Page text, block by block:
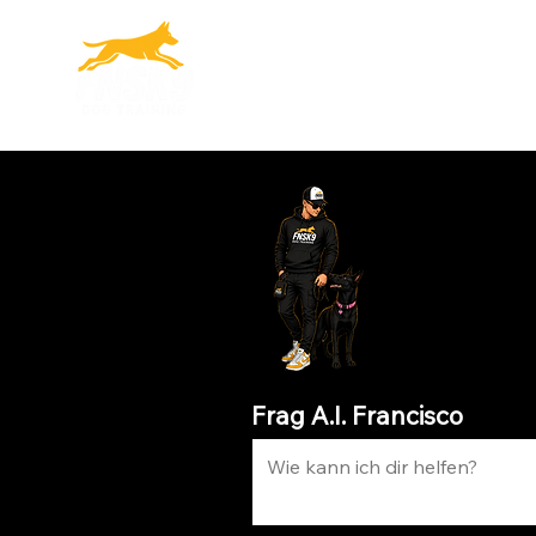
Frag A.I. Francisco